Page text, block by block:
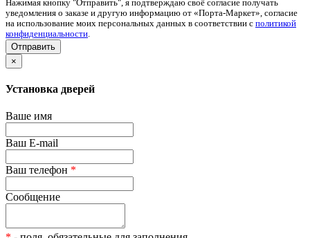
Нажимая кнопку "Отправить", я подтверждаю своё согласие получать
уведомления о заказе и другую информацию от «Порта-Маркет», согласие
на использование моих персональных данных в соответствии с политикой
конфиденциальности
×
Установка дверей
Ваше имя
Ваш E-mail
Ваш телефон *
Сообщение